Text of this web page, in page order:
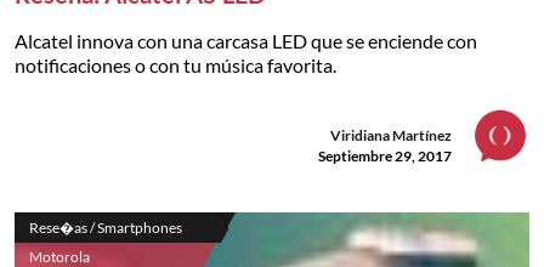
Alcatel innova con una carcasa LED que se enciende con
notificaciones o con tu música favorita.
Viridiana Martínez
Septiembre 29, 2017
Rese�as / Smartphones
Motorola